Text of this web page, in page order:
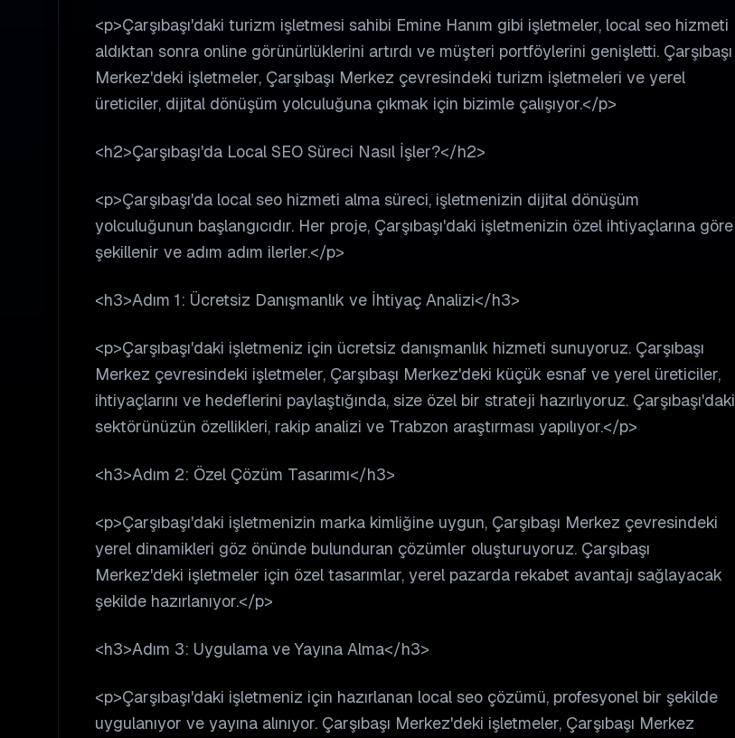
<p>Çarşıbaşı'daki turizm işletmesi sahibi Emine Hanım gibi işletmeler, local seo hizmeti
aldıktan sonra online görünürlüklerini artırdı ve müşteri portföylerini genişletti. Çarşıbaşı
Merkez'deki işletmeler, Çarşıbaşı Merkez çevresindeki turizm işletmeleri ve yerel
üreticiler, dijital dönüşüm yolculuğuna çıkmak için bizimle çalışıyor.</p>
<h2>Çarşıbaşı'da Local SEO Süreci Nasıl İşler?</h2>
<p>Çarşıbaşı'da local seo hizmeti alma süreci, işletmenizin dijital dönüşüm
yolculuğunun başlangıcıdır. Her proje, Çarşıbaşı'daki işletmenizin özel ihtiyaçlarına göre
şekillenir ve adım adım ilerler.</p>
<h3>Adım 1: Ücretsiz Danışmanlık ve İhtiyaç Analizi</h3>
<p>Çarşıbaşı'daki işletmeniz için ücretsiz danışmanlık hizmeti sunuyoruz. Çarşıbaşı
Merkez çevresindeki işletmeler, Çarşıbaşı Merkez'deki küçük esnaf ve yerel üreticiler,
ihtiyaçlarını ve hedeflerini paylaştığında, size özel bir strateji hazırlıyoruz. Çarşıbaşı'daki
sektörünüzün özellikleri, rakip analizi ve Trabzon araştırması yapılıyor.</p>
<h3>Adım 2: Özel Çözüm Tasarımı</h3>
<p>Çarşıbaşı'daki işletmenizin marka kimliğine uygun, Çarşıbaşı Merkez çevresindeki
yerel dinamikleri göz önünde bulunduran çözümler oluşturuyoruz. Çarşıbaşı
Merkez'deki işletmeler için özel tasarımlar, yerel pazarda rekabet avantajı sağlayacak
şekilde hazırlanıyor.</p>
<h3>Adım 3: Uygulama ve Yayına Alma</h3>
<p>Çarşıbaşı'daki işletmeniz için hazırlanan local seo çözümü, profesyonel bir şekilde
uygulanıyor ve yayına alınıyor. Çarşıbaşı Merkez'deki işletmeler, Çarşıbaşı Merkez